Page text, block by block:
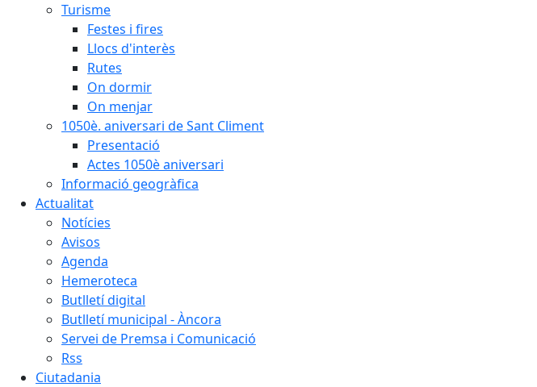
Turisme
Festes i fires
Llocs d'interès
Rutes
On dormir
On menjar
1050è. aniversari de Sant Climent
Presentació
Actes 1050è aniversari
Informació geogràfica
Actualitat
Notícies
Avisos
Agenda
Hemeroteca
Butlletí digital
Butlletí municipal - Àncora
Servei de Premsa i Comunicació
Rss
Ciutadania